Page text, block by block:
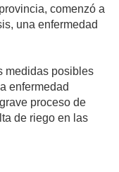
comenzó a
una enfermedad
medidas posibles
enfermedad
proceso de
de riego en las